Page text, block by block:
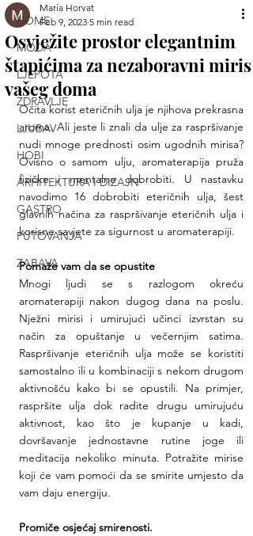
HOME
MODA
LJEPOTA
ZDRAVLJE
LJUBAV
HOBI
ARHITEKTURA I DIZAJN
GASTRO
PUTOVANJA
ZABAVA
Osvježite prostor elegantnim
štapićima za nezaboravni miris
vašeg doma
Maria Horvat
Feb 9, 2023 5 min read
Očita korist eteričnih ulja je njihova prekrasna
aroma. Ali jeste li znali da ulje za raspršivanje
nudi mnoge prednosti osim ugodnih mirisa?
Ovisno o samom ulju, aromaterapija pruža
fizičke i mentalne dobrobiti. U nastavku
navodimo 16 dobrobiti eteričnih ulja, šest
glavnih načina za raspršivanje eteričnih ulja i
korisne savjete za sigurnost u aromaterapiji.
Pomaže vam da se opustite
Mnogi ljudi se s razlogom okreću
aromaterapiji nakon dugog dana na poslu.
Nježni mirisi i umirujući učinci izvrstan su
način za opuštanje u večernjim satima.
Raspršivanje eteričnih ulja može se koristiti
samostalno ili u kombinaciji s nekom drugom
aktivnošću kako bi se opustili. Na primjer,
raspršite ulja dok radite drugu umirujuću
aktivnost, kao što je kupanje u kadi,
dovršavanje jednostavne rutine joge ili
meditacija nekoliko minuta. Potražite mirise
koji će vam pomoći da se smirite umjesto da
vam daju energiju.
Promiče osjećaj smirenosti.